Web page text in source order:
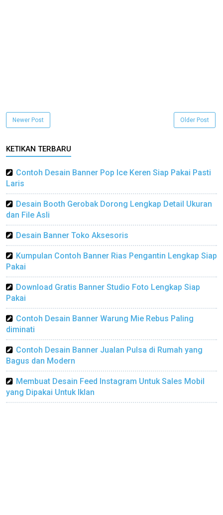
Newer Post Older Post
KETIKAN TERBARU
Contoh Desain Banner Pop Ice Keren Siap Pakai Pasti
Laris
Desain Booth Gerobak Dorong Lengkap Detail Ukuran
dan File Asli
Desain Banner Toko Aksesoris
Kumpulan Contoh Banner Rias Pengantin Lengkap Siap
Pakai
Download Gratis Banner Studio Foto Lengkap Siap
Pakai
Contoh Desain Banner Warung Mie Rebus Paling
diminati
Contoh Desain Banner Jualan Pulsa di Rumah yang
Bagus dan Modern
Membuat Desain Feed Instagram Untuk Sales Mobil
yang Dipakai Untuk Iklan